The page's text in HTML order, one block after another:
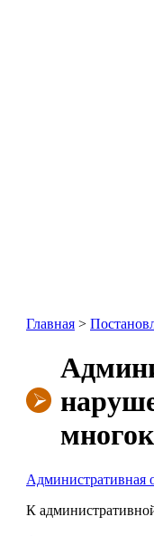
Главная >
Административная
К